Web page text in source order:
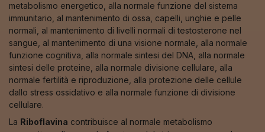
metabolismo energetico, alla normale funzione del sistema
immunitario, al mantenimento di ossa, capelli, unghie e pelle
normali, al mantenimento di livelli normali di testosterone nel
sangue, al mantenimento di una visione normale, alla normale
funzione cognitiva, alla normale sintesi del DNA, alla normale
sintesi delle proteine, alla normale divisione cellulare, alla
normale fertilità e riproduzione, alla protezione delle cellule
dallo stress ossidativo e alla normale funzione di divisione
cellulare.
La Riboflavina contribuisce al normale metabolismo